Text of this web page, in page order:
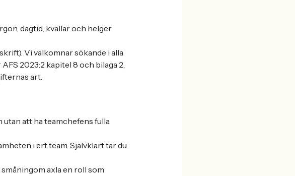
dagtid, kvällar och helger
Vi välkomnar sökande i alla
2023:2 kapitel 8 och bilaga 2,
art.
utan att ha teamchefens fulla
i ert team. Självklart tar du
axla en roll som